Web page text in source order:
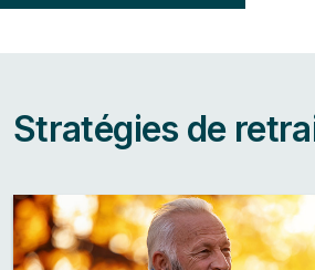
Stratégies de